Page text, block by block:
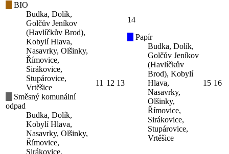
BIO
Budka, Dolík,
Golčův Jeníkov
(Havlíčkův Brod),
Kobylí Hlava,
Nasavrky, Olšinky,
Římovice,
Sirákovice,
Stupárovice,
Vrtěšice
Směsný komunální
odpad
Budka, Dolík,
Kobylí Hlava,
Nasavrky, Olšinky,
Římovice,
Sirákovice,
11 12 13
14
Papír
Budka, Dolík,
Golčův Jeníkov
(Havlíčkův
Brod), Kobylí
Hlava,
Nasavrky,
Olšinky,
Římovice,
Sirákovice,
Stupárovice,
Vrtěšice
15 16